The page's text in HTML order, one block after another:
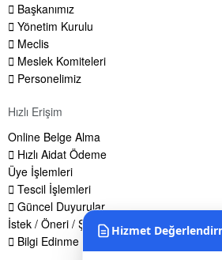
Başkanımız
Yönetim Kurulu
Meclis
Meslek Komiteleri
Personelimiz
Hızlı Erişim
Online Belge Alma
Hızlı Aidat Ödeme
Üye İşlemleri
Tescil İşlemleri
Güncel Duyurular
İstek / Öneri / Şikayet Formu
Bilgi Edinme Hakkı
Hizmet